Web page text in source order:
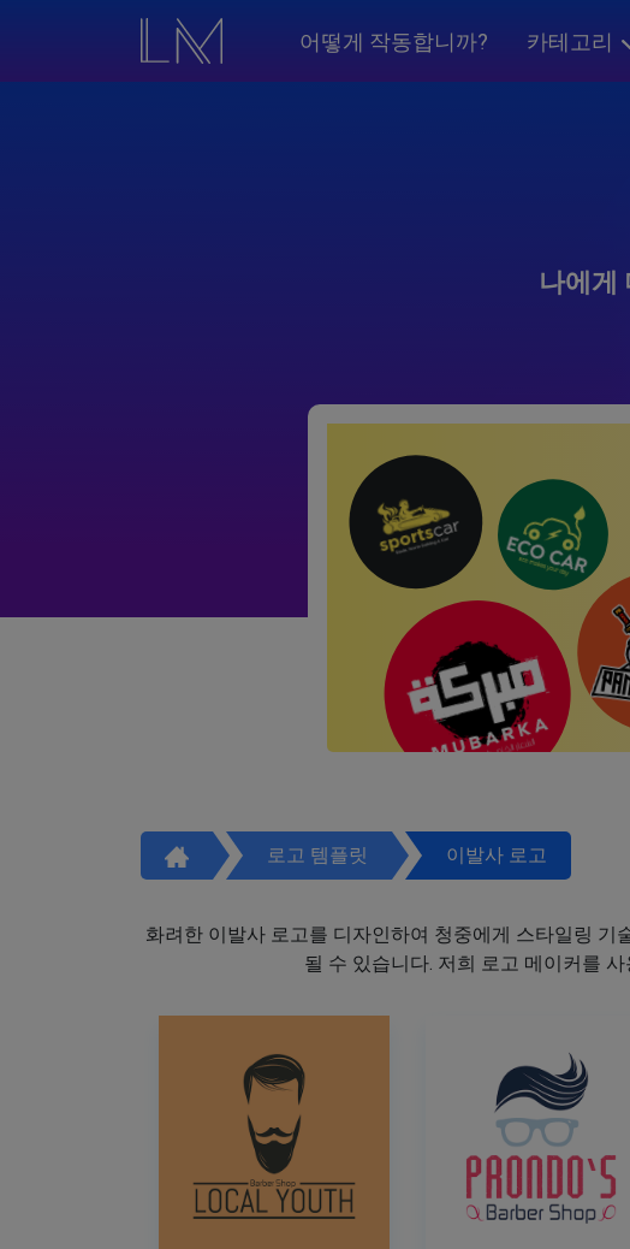
어떻게 작동합니까? 카테고리
나에게
로고 템플릿 이발사 로고
화려한 이발사 로고를 디자인하여 청중에게 스타일링
될 수 있습니다. 저희 로고 메이커를